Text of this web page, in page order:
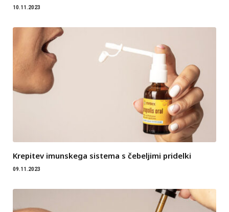
10.11.2023
Krepitev imunskega sistema s čebeljimi pridelki
09.11.2023